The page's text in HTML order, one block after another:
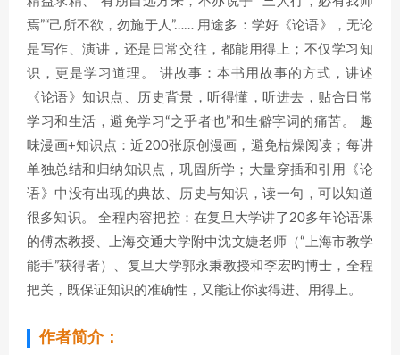
焉”“己所不欲，勿施于人”…… 用途多：学好《论语》，无论
是写作、演讲，还是日常交往，都能用得上；不仅学习知
识，更是学习道理。 讲故事：本书用故事的方式，讲述
《论语》知识点、历史背景，听得懂，听进去，贴合日常
学习和生活，避免学习“之乎者也”和生僻字词的痛苦。 趣
味漫画+知识点：近200张原创漫画，避免枯燥阅读；每讲
单独总结和归纳知识点，巩固所学；大量穿插和引用《论
语》中没有出现的典故、历史与知识，读一句，可以知道
很多知识。 全程内容把控：在复旦大学讲了20多年论语课
的傅杰教授、上海交通大学附中沈文婕老师（“上海市教学
能手”获得者）、复旦大学郭永秉教授和李宏昀博士，全程
把关，既保证知识的准确性，又能让你读得进、用得上。
作者简介：